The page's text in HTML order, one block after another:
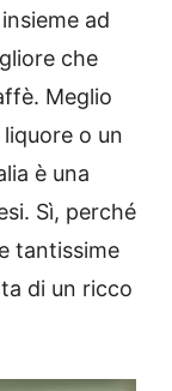
ad
che
Meglio
o un
è una
Sì, perché
tantissime
di un ricco